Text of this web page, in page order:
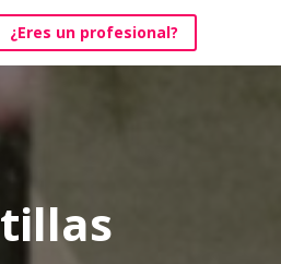
¿Eres un profesional?